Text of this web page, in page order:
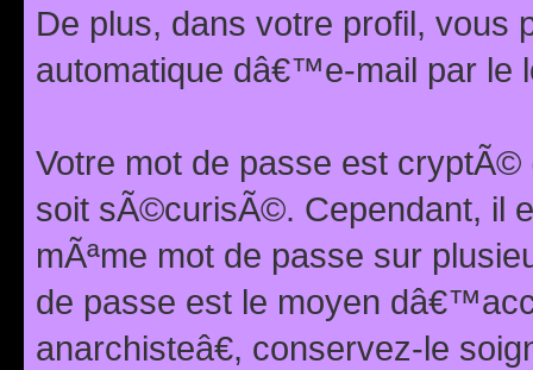
De plus, dans votre profil,
automatique dâ€™e-mail par le
Votre mot de passe est
soit sÃ©curisÃ©. Cependant, il
mÃªme mot de passe sur
de passe est le moyen
anarchisteâ€, conservez-le